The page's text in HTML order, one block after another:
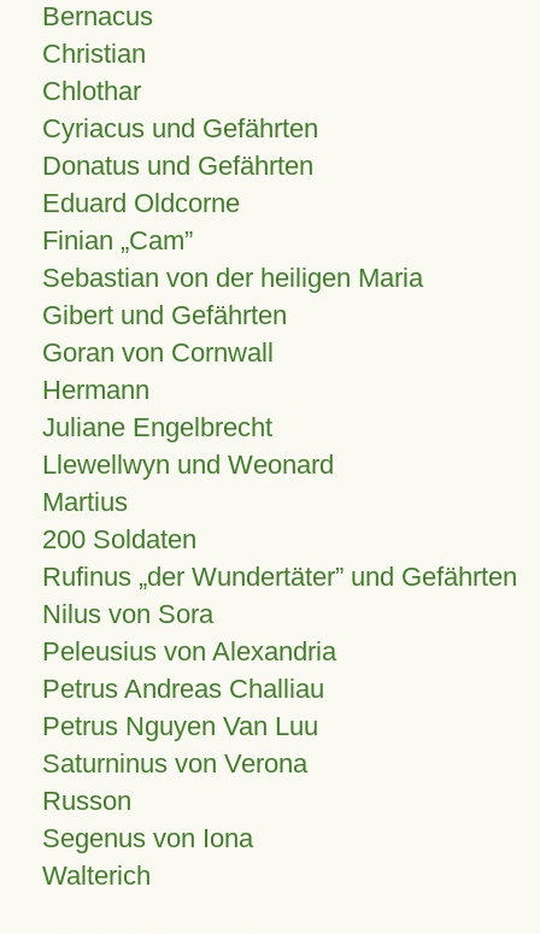
Bernacus
Christian
Chlothar
Cyriacus und Gefährten
Donatus und Gefährten
Eduard Oldcorne
Finian Cam
Sebastian von der heiligen Maria
Gibert und Gefährten
Goran von Cornwall
Hermann
Juliane Engelbrecht
Llewellwyn und Weonard
Martius
200 Soldaten
Rufinus „der Wundertäter” und Gefährten
Nilus von Sora
Peleusius von Alexandria
Petrus Andreas Challiau
Petrus Nguyen Van Luu
Saturninus von Verona
Russon
Segenus von Iona
Walterich